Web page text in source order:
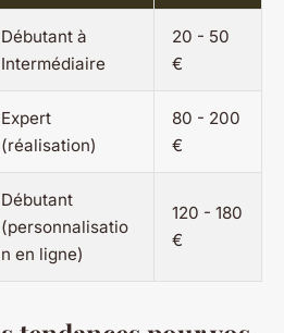
Débutant à
Intermédiaire
20 - 50
€
Expert
(réalisation)
80 - 200
€
Débutant
(personnalisatio
n en ligne)
120 - 180
€